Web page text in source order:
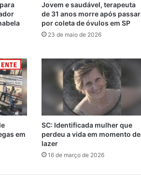
Jovem e saudável, terapeuta
de 31 anos morre após passar
por coleta de óvulos em SP
23 de maio de 2026
em
SC: Identificada mulher que
perdeu a vida em momento de
lazer
16 de março de 2026